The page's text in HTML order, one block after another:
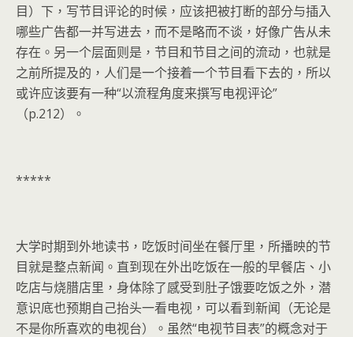
目）下，写节目评论的时候，应该把被打断的部分与插入
哪些广告都一并写进去，而不是略而不谈，好像广告从未
存在。另一个层面则是，节目和节目之间的流动，也就是
之前所提及的，人们是一个接着一个节目看下去的，所以
或许应该要有一种“以流程角度来撰写电视评论”
（p.212）。
*****
大学时期到外地读书，吃饭时间坐在餐厅里，所播映的节
目就是整点新闻。直到现在外出吃饭在一般的早餐店、小
吃店与烧腊店里，身体除了感受到肚子饿要吃饭之外，潜
意识底也预期自己抬头一看电视，可以看到新闻（无论是
不是你所喜欢的电视台）。虽然“电视节目表”的概念对于